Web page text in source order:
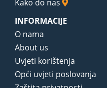
Kako do nas
INFORMACIJE
O nama
About us
Uvjeti korištenja
Opći uvjeti poslovanja